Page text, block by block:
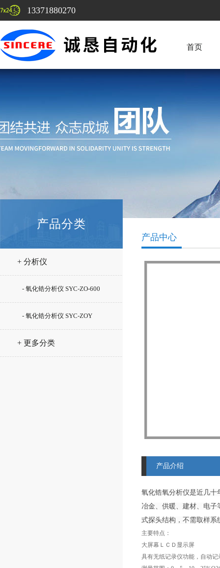
13371880270
首页
产品分类
+ 分析仪
- 氧化锆分析仪 SYC-ZO-600
- 氧化锆分析仪 SYC-ZOY
+ 更多分类
产品中心
产品介绍
氧化锆氧分析仪是近几十
冶金、供暖、建材、电
式探头结构，不需取样系
主要特点：
大屏幕ＬＣＤ显示屏